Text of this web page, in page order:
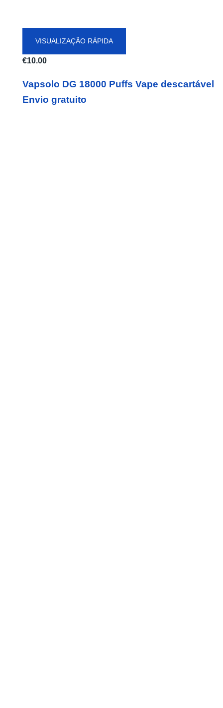
VISUALIZAÇÃO RÁPIDA
€10.00
Vapsolo DG 18000 Puffs Vape descartável
Envio gratuito